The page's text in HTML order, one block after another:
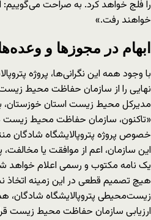
را فلج خواهد کرد. به صراحت
خواهند رفت.»
ابهام در مجوزها و
با وجود همه این نگرانی‌ها، پروژه
نهایی را از سازمان حفاظت محیط زیست
مدیرکل محیط زیست استان خوزستان،
«تاکنون، سازمان حفاظت محیط زیست
خصوص پروژه پتروپالایشگاه شادگان
این سازمان، اعم از موافقت یا
یک نامه مکتوب و رسمی اعلام خواهد
هیچ تصمیم قطعی در این زمینه اتخاذ
زیست‌محیطی پتروپالایشگاه شادگان،
ارزیابی سازمان حفاظت محیط زیست